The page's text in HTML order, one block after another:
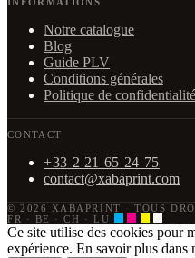
Notre catalogue
Blog
Guide PLV
Conditions générales
Politique de confidentialité
CONTACT
+33 2 21 65 24 75
contact@xabaprint.com
© 2026 XABAPRINT ·
TOUS
FR · BE · CH · LU
Ce site utilise des cookies pour
expérience. En savoir plus dans